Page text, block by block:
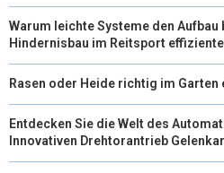
Warum leichte Systeme den
Hindernisbau im Reitsport
Rasen oder Heide richtig im Garten
Entdecken Sie die Welt des
Innovativen Drehtorantrieb